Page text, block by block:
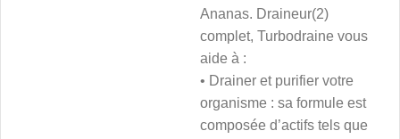
Ananas. Draineur(2)
complet, Turbodraine vous
aide à :
• Drainer et purifier votre
organisme : sa formule est
composée d’actifs tels que